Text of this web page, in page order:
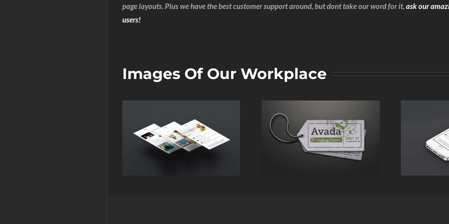
page layouts. Plus we have the best customer support around, but dont take our word for it,ask our
users!
Images Of Our Workplace